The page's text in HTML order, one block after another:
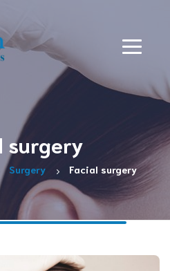
surgery
Surgery Facial surgery